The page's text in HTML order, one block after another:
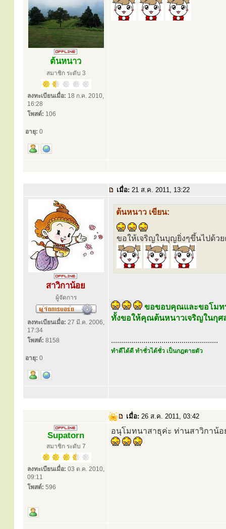
ต้นหนาว
สมาชิก ระดับ 3
ลงทะเบียนเมื่อ: 18 ก.ค. 2010,
16:28
โพสต์: 106
อายุ: 0
เมื่อ: 21 ส.ค. 2011, 13:22
สาวิกาน้อย
ผู้จัดการ
ลงทะเบียนเมื่อ: 27 มี.ค. 2006,
17:34
โพสต์: 8158
อายุ: 0
ต้นหนาว เขียน:
ขอให้เจริญในบุญยิ่งๆขึ้นไปด้ว
ขอขอบคุณและขอโมท
ทั้งขอให้คุณต้นหนาวเจริญในกุศ
.....................................................
ทำดีได้ดี ทำชั่วได้ชั่ว เป็นกฎตายตัว
เมื่อ: 26 ส.ค. 2011, 03:42
Supatorn
สมาชิก ระดับ 7
ลงทะเบียนเมื่อ: 03 ต.ค. 2010,
09:11
โพสต์: 596
อนุโมทนาสาธุค่ะ ท่านสาวิกาน้